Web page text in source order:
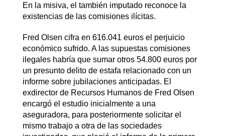
En la misiva, el también imputado reconoce la
existencias de las comisiones ilícitas.
Fred Olsen cifra en 616.041 euros el perjuicio
económico sufrido. A las supuestas comisiones
ilegales habría que sumar otros 54.800 euros por
un presunto delito de estafa relacionado con un
informe sobre jubilaciones anticipadas. El
exdirector de Recursos Humanos de Fred Olsen
encargó el estudio inicialmente a una
aseguradora, para posteriormente solicitar el
mismo trabajo a otra de las sociedades